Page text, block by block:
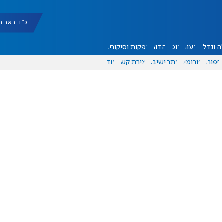
כ"ד באב תשפ"ו
ונדל"ן דעות אוכל יהדות הפקות וסיקורים
ספורט פורומים אתר ישיבה יצירת קשר עוד